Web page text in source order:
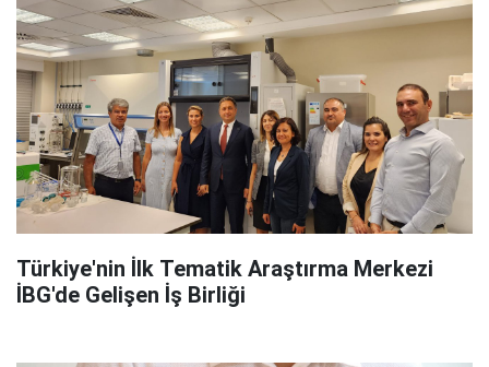
Türkiye'nin İlk Tematik Araştırma Merkezi
İBG'de Gelişen İş Birliği